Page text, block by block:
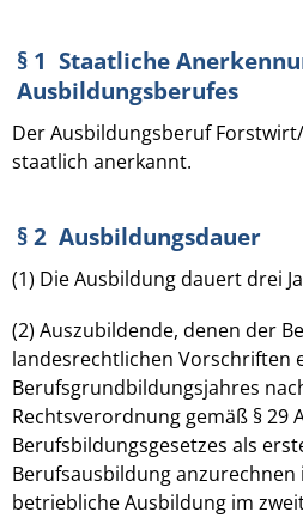
§ 1 Staatliche
Ausbildungsberufes
Der Ausbildungsberuf
staatlich anerkannt.
§ 2 Ausbildungsdauer
(1) Die Ausbildung dauert drei
(2) Auszubildende, denen der
landesrechtlichen Vorschriften
Berufsgrundbildungsjahres
Rechtsverordnung gemäß § 29
Berufsbildungsgesetzes als
Berufsausbildung anzurechnen
betriebliche Ausbildung im